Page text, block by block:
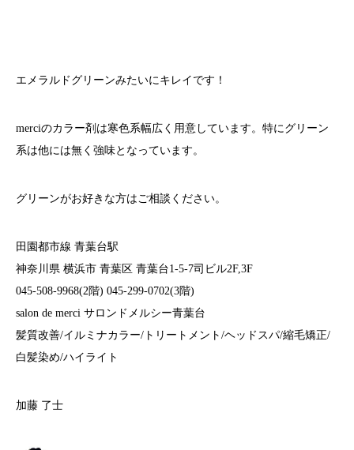
エメラルドグリーンみたいにキレイです！
merciのカラー剤は寒色系幅広く用意しています。特にグリーン
系は他には無く強味となっています。
グリーンがお好きな方はご相談ください。
田園都市線 青葉台駅
神奈川県 横浜市 青葉区 青葉台1-5-7司ビル2F,3F
045-508-9968(2階) 045-299-0702(3階)
salon de merci サロンドメルシー青葉台
髪質改善/イルミナカラー/トリートメント/ヘッドスパ/縮毛矯正/
白髪染め/ハイライト
加藤 了士